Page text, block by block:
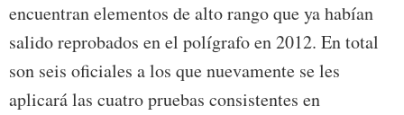
encuentran elementos de alto rango que ya habían
salido reprobados en el polígrafo en 2012. En total
son seis oficiales a los que nuevamente se les
aplicará las cuatro pruebas consistentes en